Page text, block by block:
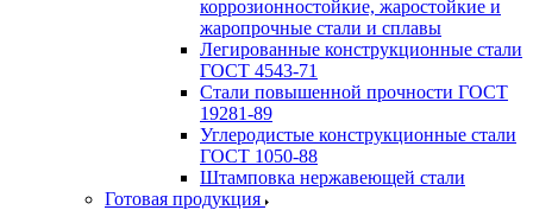
коррозионностойкие, жаростойкие и
жаропрочные стали и сплавы
Легированные конструкционные стали
ГОСТ 4543-71
Стали повышенной прочности ГОСТ
19281-89
Углеродистые конструкционные стали
ГОСТ 1050-88
Штамповка нержавеющей стали
Готовая продукция